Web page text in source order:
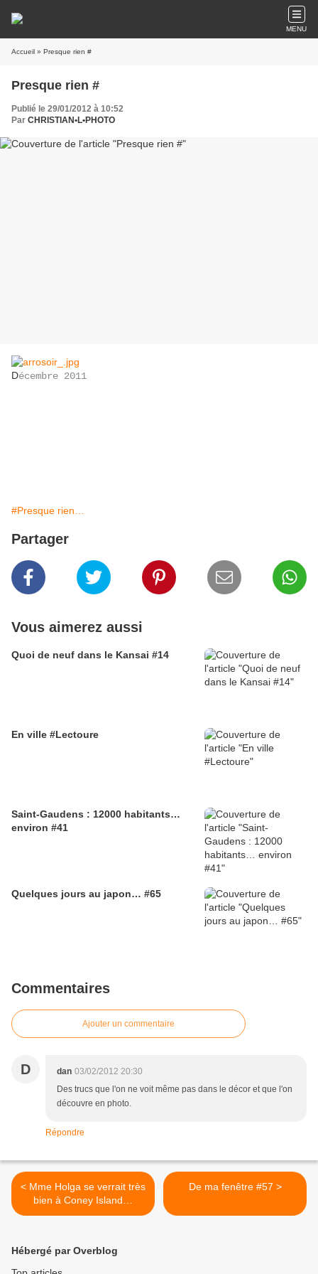
MENU
Accueil » Presque rien #
Presque rien #
Publié le 29/01/2012 à 10:52
Par CHRISTIAN•L•PHOTO
Décembre 2011
#Presque rien…
Partager
Vous aimerez aussi
Quoi de neuf dans le Kansai #14
En ville #Lectoure
Saint-Gaudens : 12000 habitants…
environ #41
Quelques jours au japon… #65
Commentaires
Ajouter un commentaire
D dan 03/02/2012 20:30
Des trucs que l'on ne voit même pas dans le décor et que l'on
découvre en photo.
Répondre
< Mme Holga se verrait très
bien à Coney Island…
De ma fenêtre #57 >
Hébergé par Overblog